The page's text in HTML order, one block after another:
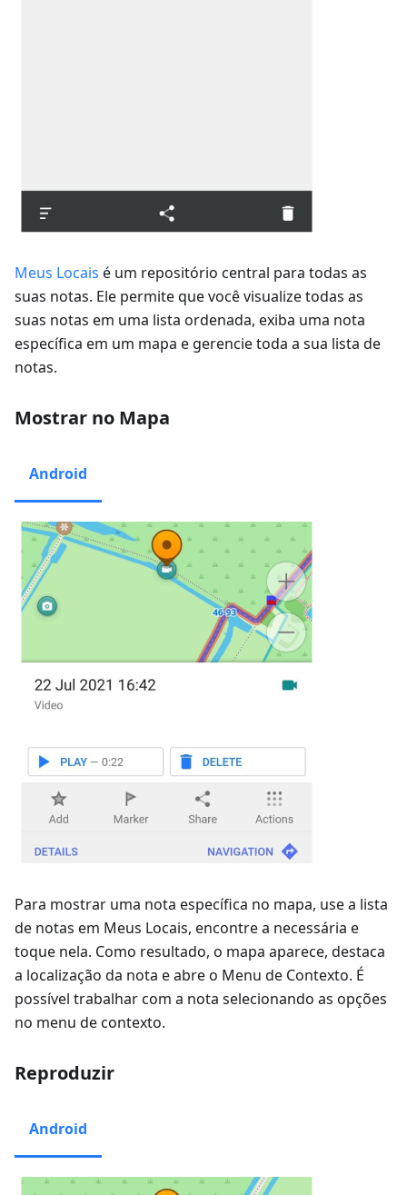
Meus Locais é um repositório central para todas as
suas notas. Ele permite que você visualize todas as
suas notas em uma lista ordenada, exiba uma nota
específica em um mapa e gerencie toda a sua lista de
notas.
Mostrar no Mapa
Android
Para mostrar uma nota específica no mapa, use a lista
de notas em Meus Locais, encontre a necessária e
toque nela. Como resultado, o mapa aparece, destaca
a localização da nota e abre o Menu de Contexto. É
possível trabalhar com a nota selecionando as opções
no menu de contexto.
Reproduzir
Android